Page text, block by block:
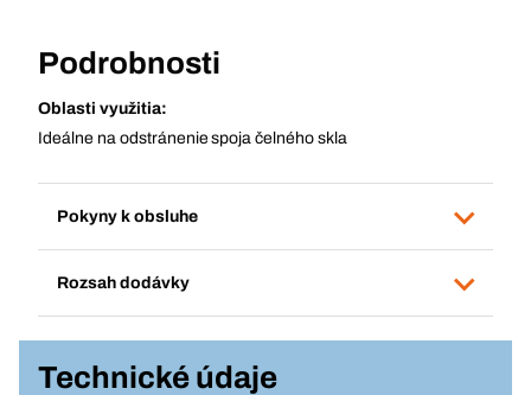
Podrobnosti
Oblasti využitia:
Ideálne na odstránenie spoja čelného skla
Pokyny k obsluhe
Rozsah dodávky
Technické údaje